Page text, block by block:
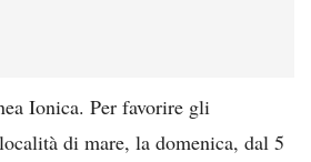
Ionica. Per favorire gli
di mare, la domenica, dal 5